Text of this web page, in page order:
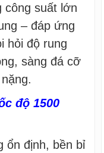
công suất lớn
– đáp ứng
hỏi độ rung
sàng đá cỡ
độ 1500
ổn định, bền bỉ